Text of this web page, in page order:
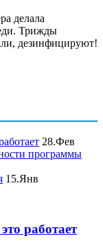
делала
Трижды
дезинфицируют!
28.Фев
программы
15.Янв
работает